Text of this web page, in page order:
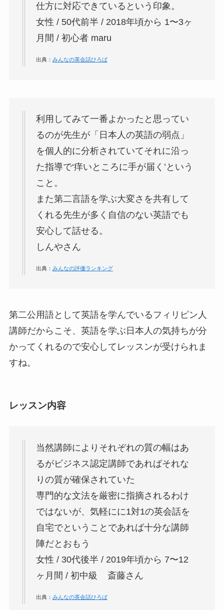
仕方に対応できているという印象。
女性 / 50代前半 / 2018年頃から 1〜3ヶ
月間 / 初心者 maru
出典： みんなの英会話ひろば
利用してみて一番よかったと思ってい
るのが先生が「日本人の英語の弱点」
を個人的に分析されていてそれに沿っ
た指導で‘痒いところに手が届く’という
こと。
また第二言語を学ぶ大変さを共有して
くれる先生が多く自信のない英語でも
安心して話せる。
しんやさん
出典： みんなの評価ランキング
第二公用語として英語を学んでいるフィリピン人
講師だからこそ、英語を学ぶ日本人の気持ちが分
かってくれるので安心してレッスンが受けられま
すね。
レッスン内容
当然講師によりそれぞれの質の幅はあ
るがビジネス認定講師であればそれな
りの質が確保されていた
専門的な文法を厳密に指摘されるわけ
ではないが、気軽にに1対1の英会話を
自宅でということであれば十分な講師
陣だとおもう
女性 / 30代後半 / 2019年頃から 7〜12
ヶ月間 / 初中級 斎藤さん
出典： みんなの英会話ひろば